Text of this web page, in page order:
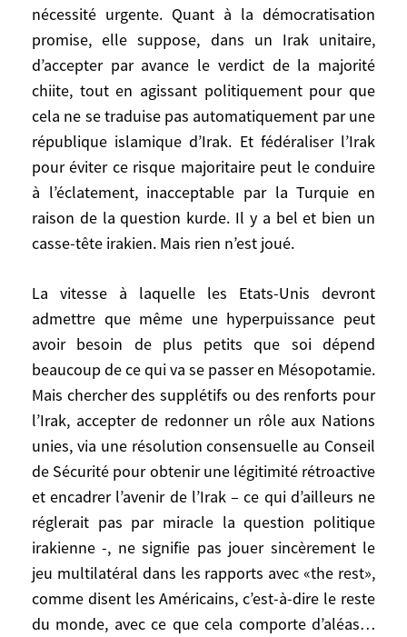
nécessité urgente. Quant à la démocratisation
promise, elle suppose, dans un Irak unitaire,
d’accepter par avance le verdict de la majorité
chiite, tout en agissant politiquement pour que
cela ne se traduise pas automatiquement par une
république islamique d’Irak. Et fédéraliser l’Irak
pour éviter ce risque majoritaire peut le conduire
à l’éclatement, inacceptable par la Turquie en
raison de la question kurde. Il y a bel et bien un
casse-tête irakien. Mais rien n’est joué.
La vitesse à laquelle les Etats-Unis devront
admettre que même une hyperpuissance peut
avoir besoin de plus petits que soi dépend
beaucoup de ce qui va se passer en Mésopotamie.
Mais chercher des supplétifs ou des renforts pour
l’Irak, accepter de redonner un rôle aux Nations
unies, via une résolution consensuelle au Conseil
de Sécurité pour obtenir une légitimité rétroactive
et encadrer l’avenir de l’Irak – ce qui d’ailleurs ne
réglerait pas par miracle la question politique
irakienne -, ne signifie pas jouer sincèrement le
jeu multilatéral dans les rapports avec «the rest»,
comme disent les Américains, c’est-à-dire le reste
du monde, avec ce que cela comporte d’aléas…
manichéens. Cela ne les rend pas pour
autant colonialistes ou impérialistes au
sens où le furent les Britanniques ou les
Français. S’ils se découvrent piégés en Irak
dans une situation coloniale
catastrophique sans issue prévisible, haïs
et combattus comme occupants là où ils
croyaient être des libérateurs adulés,
harcelés par une guérilla sans soutien du
reste du monde, ils peuvent se décourager.
Que fera alors le président Bush qui, une
que persévérer, en tout cas jusqu’à
l’automne 2004, sauf à perdre toutes
chances d’être réélu? Le fait d’avoir
instauré à la mi-juillet un Conseil de
Gouvernement irakien intérimaire est un
premier pas politique, tardif, mais un vrai
gouvernement irakien est une nécessité
urgente. Quant à la démocratisation
promise, elle suppose, dans un Irak
unitaire, d’accepter par avance le verdict
de la majorité chiite, tout en agissant
politiquement pour que cela ne se traduise
pas automatiquement par une république
islamique d’Irak. Et fédéraliser l’Irak pour
éviter ce risque majoritaire peut le